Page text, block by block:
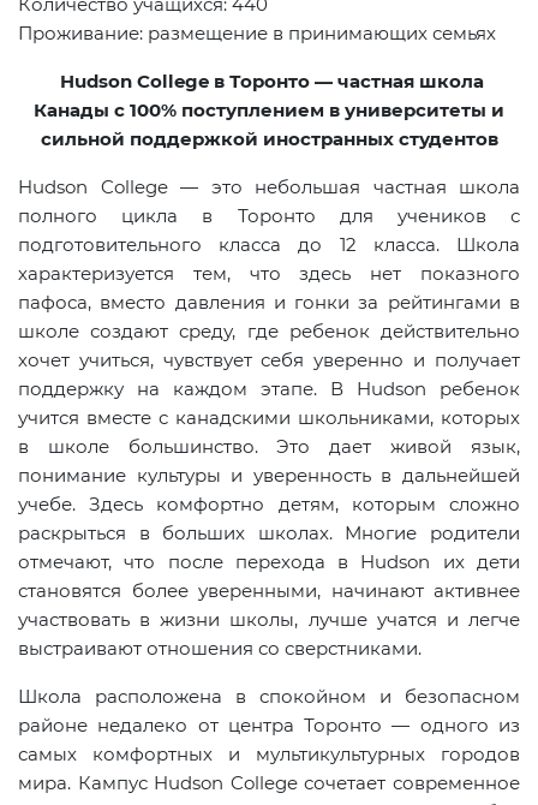
Проживание: размещение в принимающих семьях
Hudson College в Торонто — частная школа
Канады с 100% поступлением в университеты и
сильной поддержкой иностранных студентов
Hudson College — это небольшая частная школа
полного цикла в Торонто для учеников с
подготовительного класса до 12 класса. Школа
характеризуется тем, что здесь нет показного
пафоса, вместо давления и гонки за рейтингами в
школе создают среду, где ребенок действительно
хочет учиться, чувствует себя уверенно и получает
поддержку на каждом этапе. В Hudson ребенок
учится вместе с канадскими школьниками, которых
в школе большинство. Это дает живой язык,
понимание культуры и уверенность в дальнейшей
учебе. Здесь комфортно детям, которым сложно
раскрыться в больших школах. Многие родители
отмечают, что после перехода в Hudson их дети
становятся более уверенными, начинают активнее
участвовать в жизни школы, лучше учатся и легче
выстраивают отношения со сверстниками.
Школа расположена в спокойном и безопасном
районе недалеко от центра Торонто — одного из
самых комфортных и мультикультурных городов
мира. Кампус Hudson College сочетает современное